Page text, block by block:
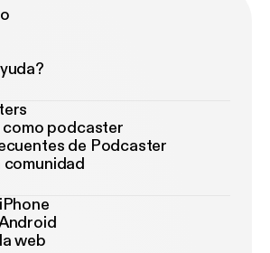
como podcaster
de Podcaster
comunidad
web